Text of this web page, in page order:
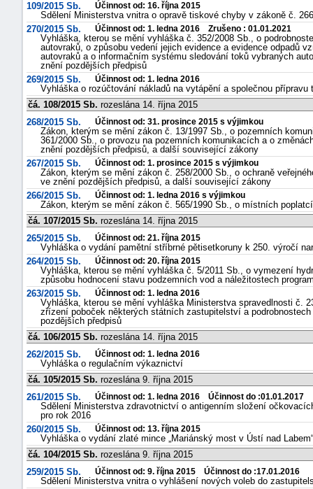
109/2015 Sb.
Účinnost od: 16. října 2015
Sdělení Ministerstva vnitra o opravě tiskové chyby v zákoně č.
270/2015 Sb.
Účinnost od: 1. ledna 2016 Zrušeno : 01.01.2021
Vyhláška, kterou se mění vyhláška č. 352/2008 Sb., o
autovraků, o způsobu vedení jejich evidence a evidence odpadů
autovraků a o informačním systému sledování toků vybraných
znění pozdějších předpisů
269/2015 Sb.
Účinnost od: 1. ledna 2016
Vyhláška o rozúčtování nákladů na vytápění a společnou přípravu
čá. 108/2015 Sb. rozeslána 14. října 2015
268/2015 Sb.
Účinnost od: 31. prosince 2015 s výjimkou
Zákon, kterým se mění zákon č. 13/1997 Sb., o pozemních
361/2000 Sb., o provozu na pozemních komunikacích a o
znění pozdějších předpisů, a další související zákony
267/2015 Sb.
Účinnost od: 1. prosince 2015 s výjimkou
Zákon, kterým se mění zákon č. 258/2000 Sb., o ochraně
ve znění pozdějších předpisů, a další související zákony
266/2015 Sb.
Účinnost od: 1. ledna 2016 s výjimkou
Zákon, kterým se mění zákon č. 565/1990 Sb., o místních
čá. 107/2015 Sb. rozeslána 14. října 2015
265/2015 Sb.
Účinnost od: 21. října 2015
Vyhláška o vydání pamětní stříbrné pětisetkoruny k 250. výročí
264/2015 Sb.
Účinnost od: 20. října 2015
Vyhláška, kterou se mění vyhláška č. 5/2011 Sb., o vymezení
způsobu hodnocení stavu podzemních vod a náležitostech
263/2015 Sb.
Účinnost od: 1. ledna 2016
Vyhláška, kterou se mění vyhláška Ministerstva spravedlnosti č.
zřízení poboček některých státních zastupitelství a
pozdějších předpisů
čá. 106/2015 Sb. rozeslána 14. října 2015
262/2015 Sb.
Účinnost od: 1. ledna 2016
Vyhláška o regulačním výkaznictví
čá. 105/2015 Sb. rozeslána 9. října 2015
261/2015 Sb.
Účinnost od: 1. ledna 2016 Účinnost do :01.01.2017
Sdělení Ministerstva zdravotnictví o antigenním složení
pro rok 2016
260/2015 Sb.
Účinnost od: 13. října 2015
Vyhláška o vydání zlaté mince „Mariánský most v Ústí nad
čá. 104/2015 Sb. rozeslána 9. října 2015
259/2015 Sb.
Účinnost od: 9. října 2015 Účinnost do :17.01.2016
Sdělení Ministerstva vnitra o vyhlášení nových voleb do